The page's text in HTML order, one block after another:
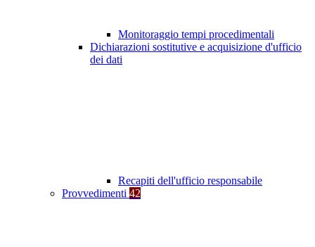
Monitoraggio tempi procedimentali
Dichiarazioni sostitutive e acquisizione d'ufficio
dei dati
Recapiti dell'ufficio responsabile
Provvedimenti 42